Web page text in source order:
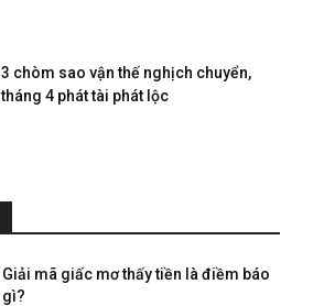
3 chòm sao vận thế nghịch chuyển,
tháng 4 phát tài phát lộc
Giải mã giấc mơ thấy tiền là điềm báo
gì?